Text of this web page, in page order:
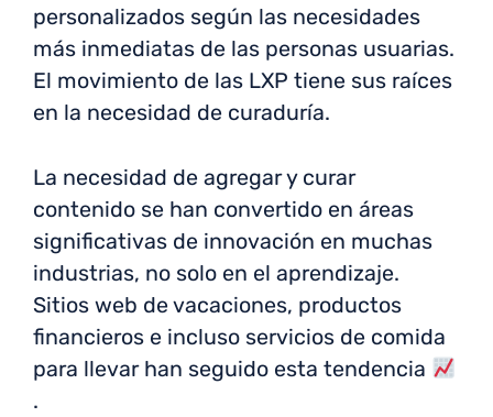
personalizados según las necesidades
más inmediatas de las personas usuarias.
El movimiento de las LXP tiene sus raíces
en la necesidad de curaduría.
La necesidad de agregar y curar
contenido se han convertido en áreas
significativas de innovación en muchas
industrias, no solo en el aprendizaje.
Sitios web de vacaciones, productos
financieros e incluso servicios de comida
para llevar han seguido esta tendencia
.